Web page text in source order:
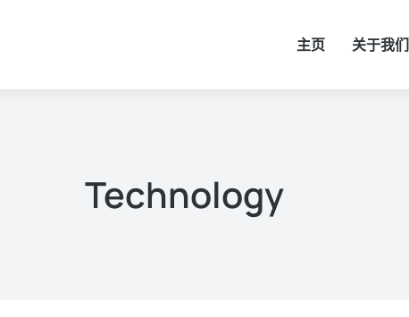
主页 关于我们
Technology